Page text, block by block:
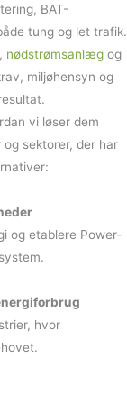
BAT-
tung og let trafik.
, nødstrømsanlæg og
miljøhensyn og
vi løser dem
sektorer, der har
og etablere Power-
hvor